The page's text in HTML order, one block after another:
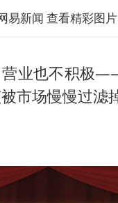
易新闻 查看精彩图片
业也不积极
市场慢慢过滤